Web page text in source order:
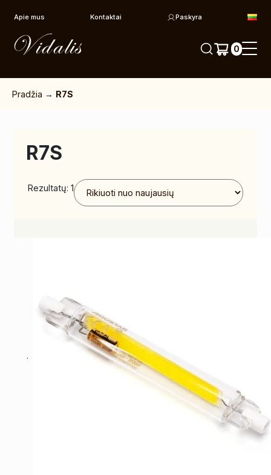
Apie mus Kontaktai Paskyra
0
Pradžia → R7S
R7S
Rezultatų: 1